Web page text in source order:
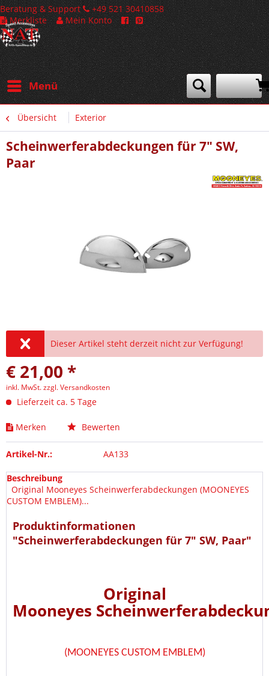
Beratung & Support
+49 521 30410858
Merkliste
Mein Konto
Menü
Übersicht Exterior
Scheinwerferabdeckungen für 7" SW,
Paar
Dieser Artikel steht derzeit nicht zur Verfügung!
€ 21,00 *
inkl. MwSt.zzgl. Versandkosten
Lieferzeit ca. 5 Tage
Merken Bewerten
Artikel-Nr.: AA133
Beschreibung
Original Mooneyes Scheinwerferabdeckungen (MOONEYES
CUSTOM EMBLEM)...
Produktinformationen
"Scheinwerferabdeckungen für 7" SW, Paar"
Original
Mooneyes
(MOONEYES CUSTOM EMBLEM)